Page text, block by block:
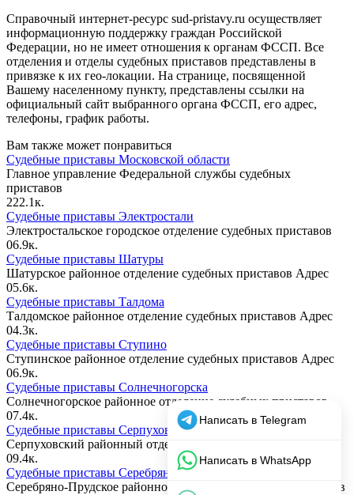
Справочный интернет-ресурс sud-pristavy.ru осуществляет
информационную поддержку граждан Российской
Федерации, но не имеет отношения к органам ФССП. Все
отделения и отделы судебных приставов представлены в
привязке к их гео-локации. На странице, посвященной
Вашему населенному пункту, представлены ссылки на
официальный сайт выбранного органа ФССП, его адрес,
телефоны, график работы.
Вам также может понравиться
Судебные приставы Московской области
Главное управление Федеральной службы судебных
приставов
222.1к.
Судебные приставы Электростали
Электростальское городское отделение судебных приставов
06.9к.
Судебные приставы Шатуры
Шатурское районное отделение судебных приставов Адрес
05.6к.
Судебные приставы Талдома
Талдомское районное отделение судебных приставов Адрес
04.3к.
Судебные приставы Ступино
Ступинское районное отделение судебных приставов Адрес
06.9к.
Судебные приставы Солнечногорска
Солнечногорское районное отделение судебных приставов
07.4к.
Судебные приставы Серпухова
Серпуховский районный отдел судебных приставов Адрес
09.4к.
Судебные приставы Серебряных — Прудов
Серебряно-Прудское районное отделение судебных приставов